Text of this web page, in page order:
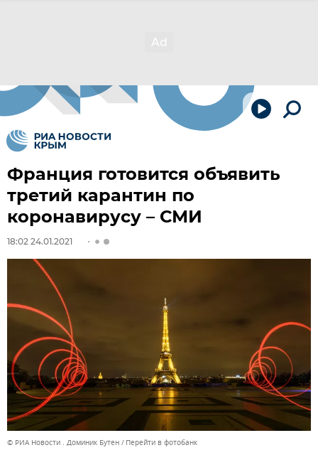
Франция готовится объявить
третий карантин по
коронавирусу – СМИ
18:02 24.01.2021
© РИА Новости . Доминик Бутен Перейти в фотобанк